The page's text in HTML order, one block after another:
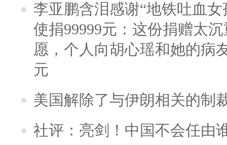
李亚鹏含泪感谢“地铁吐血
使捐99999元：这份捐赠太
愿，个人向胡心瑶和她的病
元
美国解除了与伊朗相关的制
社评：亮剑！中国不会任由